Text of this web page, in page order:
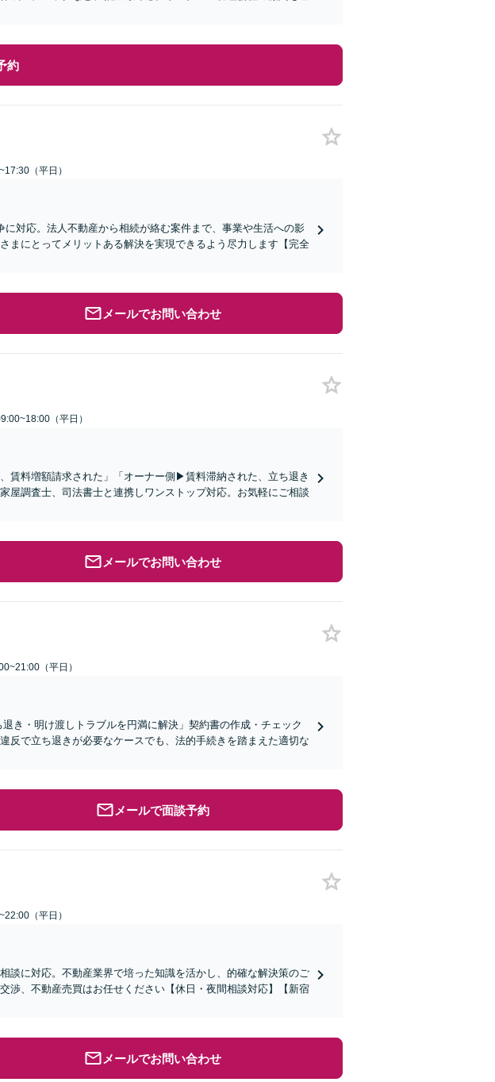
約
（平日）
に対応。法人不動産から相続が絡む案件まで、事業や生活への影
まにとってメリットある解決を実現できるよう尽力します【完全
メールでお問い合わせ
（平日）
賃料増額請求された」「オーナー側▶︎賃料滞納された、立ち退き
屋調査士、司法書士と連携しワンストップ対応。お気軽にご相談
メールでお問い合わせ
（平日）
き・明け渡しトラブルを円満に解決」契約書の作成・チェック
反で立ち退きが必要なケースでも、法的手続きを踏まえた適切な
メールで面談予約
（平日）
談に対応。不動産業界で培った知識を活かし、的確な解決策のご
渉、不動産売買はお任せください【休日・夜間相談対応】【新宿
メールでお問い合わせ